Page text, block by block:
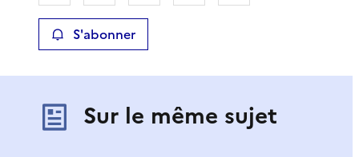
S'abonner
Sur le même sujet